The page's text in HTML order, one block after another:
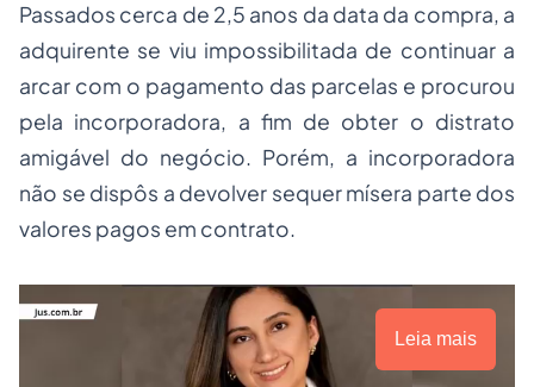
Passados cerca de 2,5 anos da data da compra, a
adquirente se viu impossibilitada de continuar a
arcar com o pagamento das parcelas e procurou
pela incorporadora, a fim de obter o distrato
amigável do negócio. Porém, a incorporadora
não se dispôs a devolver sequer mísera parte dos
valores pagos em contrato.
Leia mais